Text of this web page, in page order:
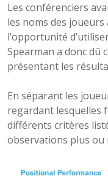
Les conférenciers
les noms des joueurs
l’opportunité
Spearman a donc
présentant les
En séparant les
regardant lesquelles
différents critères
observations plus ou